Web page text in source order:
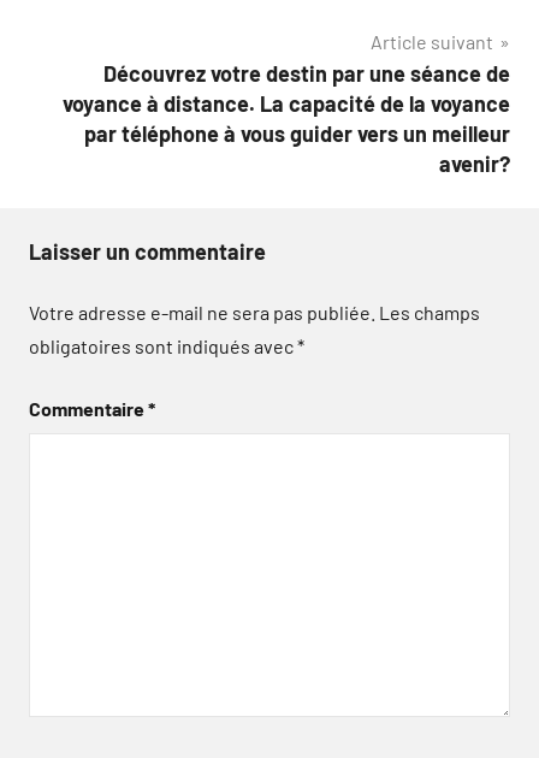
Article suivant
Découvrez votre destin par une séance de
voyance à distance. La capacité de la voyance
par téléphone à vous guider vers un meilleur
avenir?
Laisser un commentaire
Votre adresse e-mail ne sera pas publiée. Les champs
obligatoires sont indiqués avec*
Commentaire*